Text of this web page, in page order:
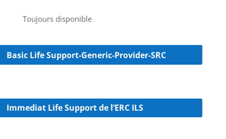
Toujours disponible
Basic Life Support-Generic-Provider-SRC
Immediat Life Support de l’ERC ILS